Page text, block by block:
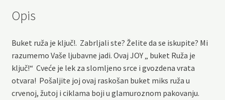
Opis
Buket ruža je ključ!. Zabrljali ste? Želite da se iskupite? Mi
razumemo Vaše ljubavne jadi. Ovaj JOY „ buket Ruža je
ključ!“ Cveće je lek za slomljeno srce i gvozdena vrata
otvara! Pošaljite joj ovaj raskošan buket miks ruža u
crvenoj, žutoj i ciklama boji u glamuroznom pakovanju.